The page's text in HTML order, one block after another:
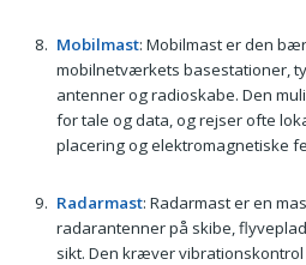
Mobilmast: Mobilmast er den
mobilnetværkets basestationer,
antenner og radioskabe. Den
for tale og data, og rejser ofte
placering og elektromagnetiske
Radarmast: Radarmast er en
radarantenner på skibe,
sikt. Den kræver